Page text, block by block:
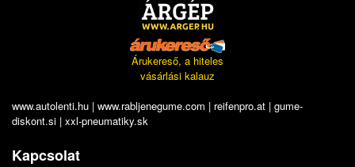
Árukereső, a hiteles
vásárlási kalauz
www.autolenti.hu | www.rabljenegume.com | reifenpro.at | gume-
diskont.si | xxl-pneumatiky.sk
Kapcsolat